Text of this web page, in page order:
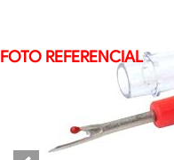
FOTO REFERENCIAL